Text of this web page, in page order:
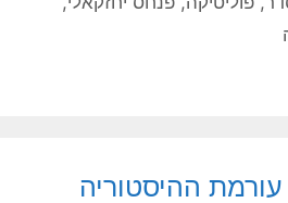
ההיסטוריה